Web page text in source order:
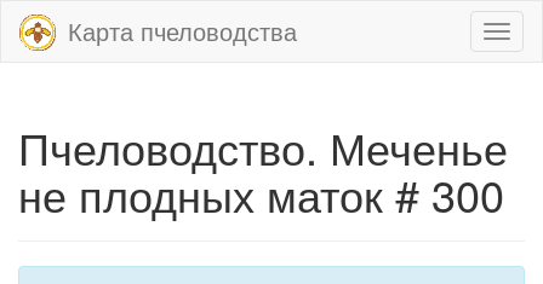
Карта пчеловодства
Пчеловодство. Меченье
не плодных маток # 300